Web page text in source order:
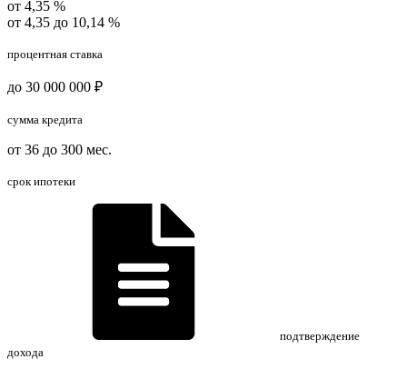
от 4,35 %
от 4,35 до 10,14 %
процентная ставка
до 30 000 000 ₽
сумма кредита
от 36 до 300 мес.
срок ипотеки
подтверждение
дохода